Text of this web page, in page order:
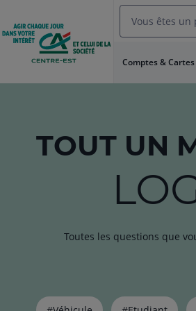
au
Menu
Aller au
Contenu
page
Vous êtes
Comptes & Cartes
TOUT UN
Toutes les questions que
Liste